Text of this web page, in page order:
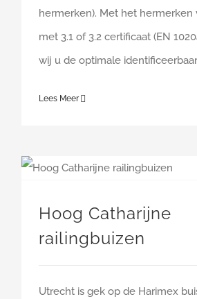
hermerken). Met het hermerken
met 3.1 of 3.2 certificaat (EN
wij u de optimale
Lees Meer
Hoog Catharijne
railingbuizen
Utrecht is gek op de Harimex